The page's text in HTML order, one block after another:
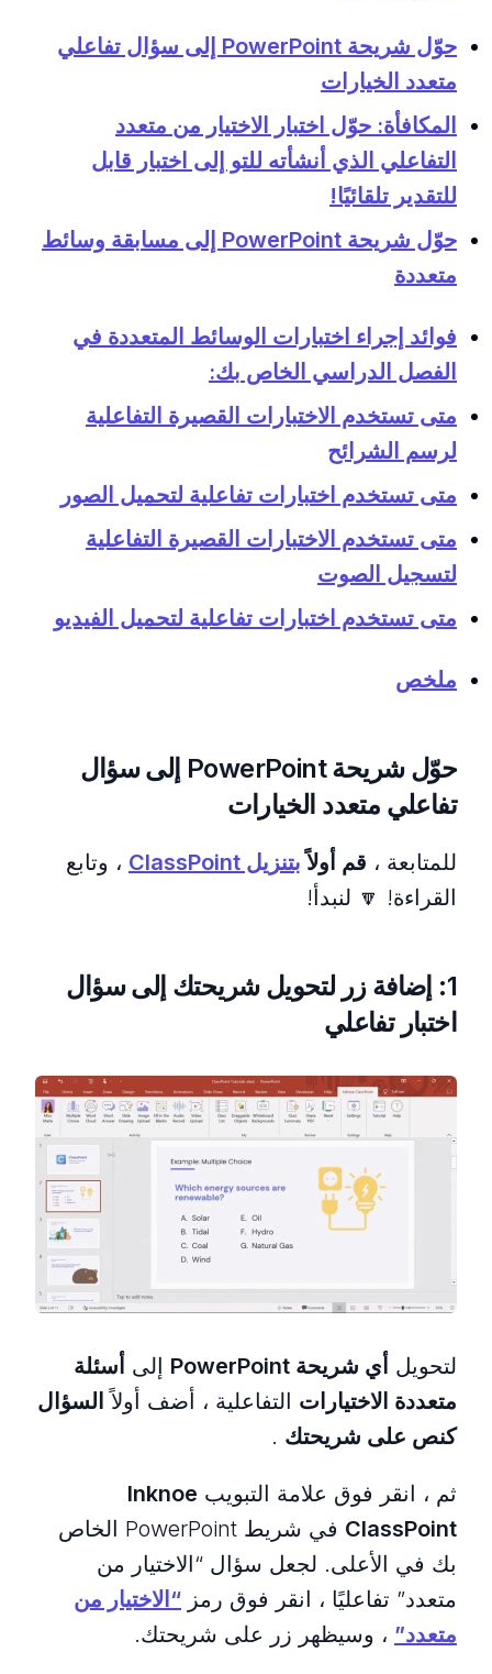
حوّل شريحة PowerPoint إلى سؤال تفاعلي
متعدد الخيارات
المكافأة: حوّل اختبار الاختيار من متعدد
التفاعلي الذي أنشأته للتو إلى اختبار قابل
للتقدير تلقائيًا!
حوّل شريحة PowerPoint إلى مسابقة وسائط
متعددة
فوائد إجراء اختبارات الوسائط المتعددة في
الفصل الدراسي الخاص بك:
متى تستخدم الاختبارات القصيرة التفاعلية
لرسم الشرائح
متى تستخدم اختبارات تفاعلية لتحميل الصور
متى تستخدم الاختبارات القصيرة التفاعلية
لتسجيل الصوت
متى تستخدم اختبارات تفاعلية لتحميل الفيديو
ملخص
حوّل شريحة PowerPoint إلى سؤال
تفاعلي متعدد الخيارات
للمتابعة ، قم أولاًبتنزيل ClassPoint
، وتابع
القراءة! 🔽 لنبدأ!
1: إضافة زر لتحويل شريحتك إلى سؤال
اختبار تفاعلي
لتحويل أي شريحة PowerPoint إلى أسئلة
متعددة الاختيارات التفاعلية ، أضف أولاً السؤال
كنص على شريحتك .
ثم ، انقر فوق علامة التبويب Inknoe
ClassPoint
في شريط PowerPoint الخاص
بك في الأعلى. لجعل سؤال “الاختيار من
متعدد” تفاعليًا ، انقر فوق رمز “الاختيار من
متعدد” ، وسيظهر زر على شريحتك.